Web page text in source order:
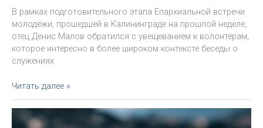
В рамках подготовительного этапа Епархиальной встречи
молодёжи, прошедшей в Калининграде на прошлой неделе,
отец Денис Малов обратился с увещеванием к волонтёрам,
которое интересно в более широком контексте беседы о
служениях
Призыв,
ответ
и
общение:
Читать далее »